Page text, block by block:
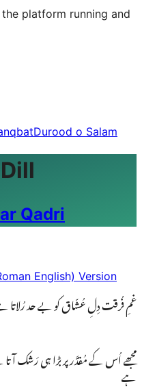
platform running and
Durood o Salam
Qadri
English) Version
غمِ فُرقت دِلِ عُشّاق کو بے حد رُلاتا
مجھے اُس کے مُقدَّر پر بڑا ہی رَشک
ہے